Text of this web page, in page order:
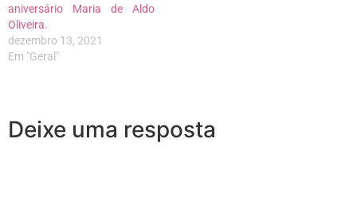
aniversário Maria de Aldo
Oliveira.
dezembro 13, 2021
Em "Geral"
Deixe uma resposta